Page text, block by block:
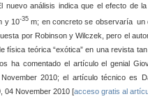
nuevo análisis indica que el efecto de
y 10-35 m; en concreto se observaría un
por Robinson y Wilczek, pero el
física teórica “exótica” en una revista
ha comentado el artículo el genial
2010; el artículo técnico es
04 November 2010 [acceso gratis al